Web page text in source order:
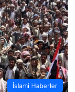
İslami Haberler